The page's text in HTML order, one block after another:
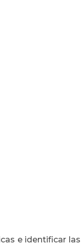
e identificar las